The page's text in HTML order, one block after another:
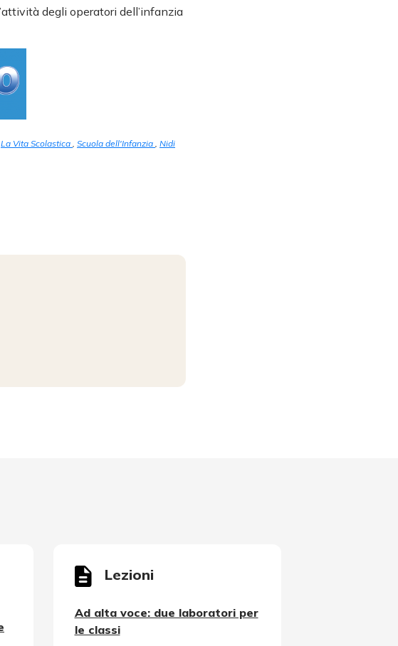
degli operatori dell’infanzia
La Vita Scolastica , Scuola dell'Infanzia , Nidi
Lezioni
Ad alta voce: due laboratori per
le classi